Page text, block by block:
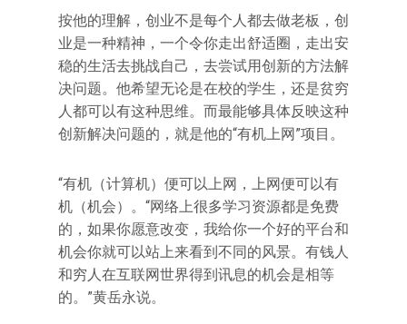
按他的理解，创业不是每个人都去做老板，创
业是一种精神，一个令你走出舒适圈，走出安
稳的生活去挑战自己，去尝试用创新的方法解
决问题。他希望无论是在校的学生，还是贫穷
人都可以有这种思维。而最能够具体反映这种
创新解决问题的，就是他的“有机上网”项目。
“有机（计算机）便可以上网，上网便可以有
机（机会）。“网络上很多学习资源都是免费
的，如果你愿意改变，我给你一个好的平台和
机会你就可以站上来看到不同的风景。有钱人
和穷人在互联网世界得到讯息的机会是相等
的。”黄岳永说。